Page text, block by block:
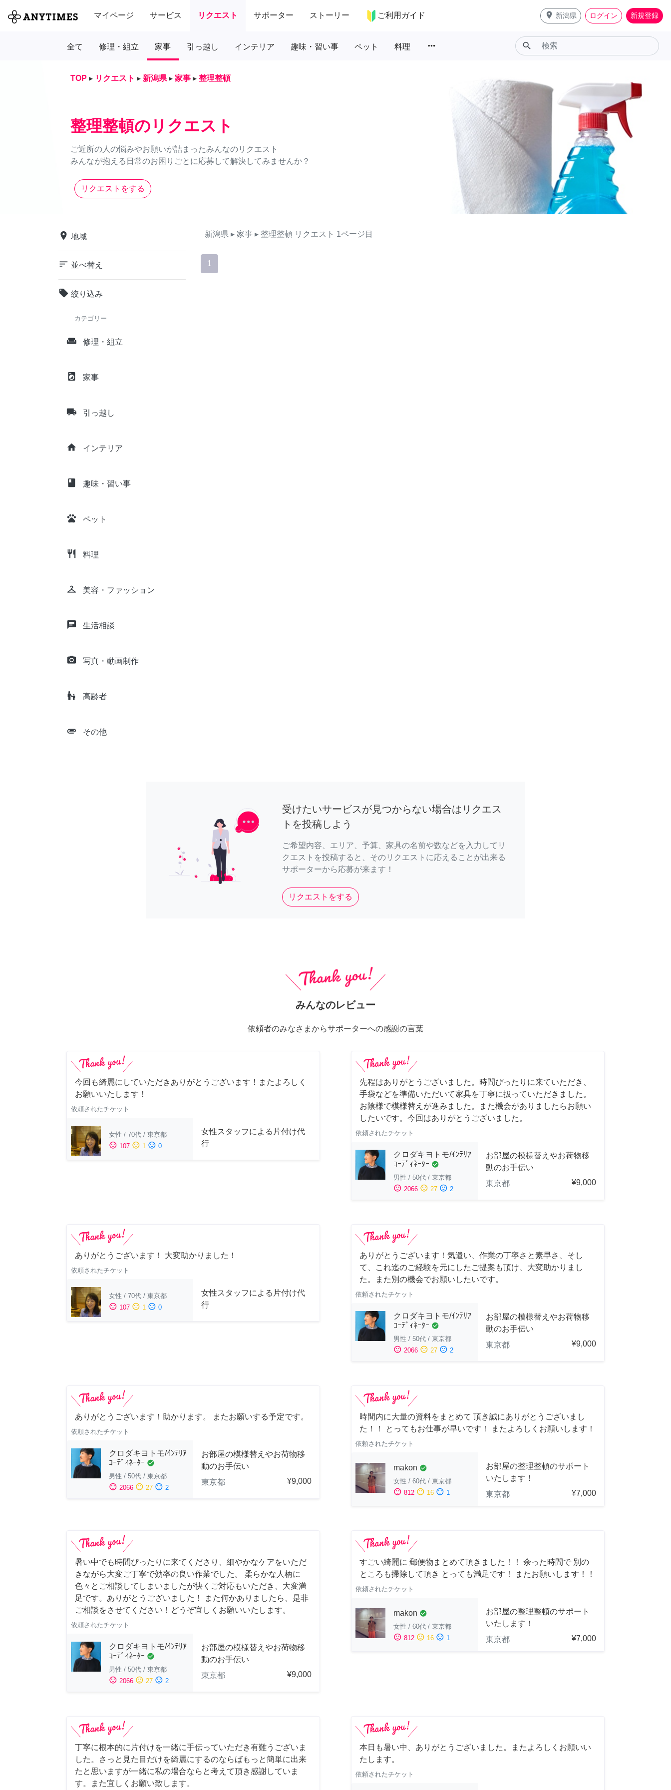
マイページ サービス リクエスト サポーター ストーリー ご利用ガイド place 新潟県 ログイン 新規登録
全て 修理・組立 家事 引っ越し インテリア 趣味・習い事 ペット 料理 more_horiz search
TOP ▸ リクエスト ▸ 新潟県 ▸ 家事 ▸ 整理整頓
整理整頓のリクエスト
ご近所の人の悩みやお願いが詰まったみんなのリクエスト
みんなが抱える日常のお困りごとに応募して解決してみませんか？
リクエストをする
place 地域
sort 並べ替え
local_offer 絞り込み
カテゴリー
weekend 修理・組立
local_laundry_service 家事
local_shipping 引っ越し
home インテリア
class 趣味・習い事
pets ペット
restaurant 料理
checkroom 美容・ファッション
chat 生活相談
camera_alt 写真・動画制作
escalator_warning 高齢者
attachment その他
新潟県 ▸ 家事 ▸ 整理整頓 リクエスト 1ページ目
1
受けたいサービスが見つからない場合はリクエス
トを投稿しよう
ご希望内容、エリア、予算、家具の名前や数などを入力してリ
クエストを投稿すると、そのリクエストに応えることが出来る
サポーターから応募が来ます！
リクエストをする
みんなのレビュー
依頼者のみなさまからサポーターへの感謝の言葉
今回も綺麗にしていただきありがとうございます！またよろしく
お願いいたします！
依頼されたチケット
女性 / 70代 / 東京都
sentiment_satisfied 107 sentiment_neutral 1 sentiment_dissatisfied 0
女性スタッフによる片付け代
行
先程はありがとうございました。時間ぴったりに来ていただき、
手袋などを準備いただいて家具を丁寧に扱っていただきました。
お陰様で模様替えが進みました。また機会がありましたらお願い
したいです。今回はありがとうございました。
依頼されたチケット
クロダキヨトモ/ｲﾝﾃﾘｱ
ｺｰﾃﾞｨﾈｰﾀｰ check_circle
男性 / 50代 / 東京都
sentiment_satisfied 2066 sentiment_neutral 27 sentiment_dissatisfied 2
お部屋の模様替えやお荷物移
動のお手伝い
東京都
¥9,000
ありがとうございます！ 大変助かりました！
依頼されたチケット
女性 / 70代 / 東京都
sentiment_satisfied 107 sentiment_neutral 1 sentiment_dissatisfied 0
女性スタッフによる片付け代
行
ありがとうございます！気遣い、作業の丁寧さと素早さ、そし
て、これ迄のご経験を元にしたご提案も頂け、大変助かりまし
た。また別の機会でお願いしたいです。
依頼されたチケット
クロダキヨトモ/ｲﾝﾃﾘｱ
ｺｰﾃﾞｨﾈｰﾀｰ check_circle
男性 / 50代 / 東京都
sentiment_satisfied 2066 sentiment_neutral 27 sentiment_dissatisfied 2
お部屋の模様替えやお荷物移
動のお手伝い
東京都
¥9,000
ありがとうございます！助かります。 またお願いする予定です。
依頼されたチケット
クロダキヨトモ/ｲﾝﾃﾘｱ
ｺｰﾃﾞｨﾈｰﾀｰ check_circle
男性 / 50代 / 東京都
sentiment_satisfied 2066 sentiment_neutral 27 sentiment_dissatisfied 2
お部屋の模様替えやお荷物移
動のお手伝い
東京都
¥9,000
時間内に大量の資料をまとめて 頂き誠にありがとうございまし
た！！ とってもお仕事が早いです！ またよろしくお願いします！
依頼されたチケット
makon check_circle
女性 / 60代 / 東京都
sentiment_satisfied 812 sentiment_neutral 16 sentiment_dissatisfied 1
お部屋の整理整頓のサポート
いたします！
東京都
¥7,000
暑い中でも時間ぴったりに来てくださり、細やかなケアをいただ
きながら大変ご丁寧で効率の良い作業でした。 柔らかな人柄に
色々とご相談してしまいましたが快くご対応もいただき、大変満
足です。ありがとうございました！ また何かありましたら、是非
ご相談をさせてください！どうぞ宜しくお願いいたします。
依頼されたチケット
クロダキヨトモ/ｲﾝﾃﾘｱ
ｺｰﾃﾞｨﾈｰﾀｰ check_circle
男性 / 50代 / 東京都
sentiment_satisfied 2066 sentiment_neutral 27 sentiment_dissatisfied 2
お部屋の模様替えやお荷物移
動のお手伝い
東京都
¥9,000
すごい綺麗に 郵便物まとめて頂きました！！ 余った時間で 別の
ところも掃除して頂き とっても満足です！ またお願いします！！
依頼されたチケット
makon check_circle
女性 / 60代 / 東京都
sentiment_satisfied 812 sentiment_neutral 16 sentiment_dissatisfied 1
お部屋の整理整頓のサポート
いたします！
東京都
¥7,000
丁寧に根本的に片付けを一緒に手伝っていただき有難うございま
した。さっと見た目だけを綺麗にするのならばもっと簡単に出来
たと思いますが一緒に私の場合ならと考えて頂き感謝していま
す。また宜しくお願い致します。
本日も暑い中、ありがとうございました。またよろしくお願いい
たします。
依頼されたチケット